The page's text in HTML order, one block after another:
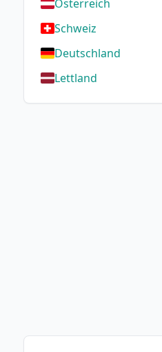
Österreich
Schweiz
Deutschland
Lettland